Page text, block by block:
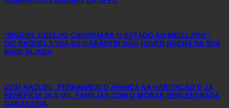
“MIGUEL COELHO CAMINHARÁ O ESTADO AO MEU LADO”,
DIZ RAQUEL LYRA AO GARANTIR NÃO HAVER RACHA NA SUA
BASE ALIADA
COM RAQUEL, PERNAMBUCO AVANÇA NA HABITAÇÃO E JÁ
BENEFICIA 26,5 MIL FAMÍLIAS COM O MORAR BEM-ENTRADA
GARANTIDA